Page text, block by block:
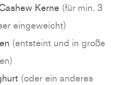
Kerne (für min. 3
eingeweicht)
(entsteint und in große
(oder ein anderes